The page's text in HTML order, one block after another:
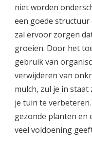
niet worden
een goede
zal ervoor zorgen
groeien. Door het
gebruik van
verwijderen van
mulch, zul je in
je tuin te
gezonde planten en
veel voldoening